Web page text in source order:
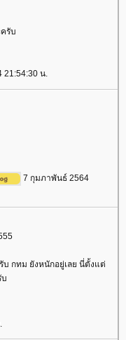
รับ
21:54:30 น.
7 กุมภาพันธ์ 2564
กทม ยังหนักอยู่เลย นี่ตั้งแต่
บ